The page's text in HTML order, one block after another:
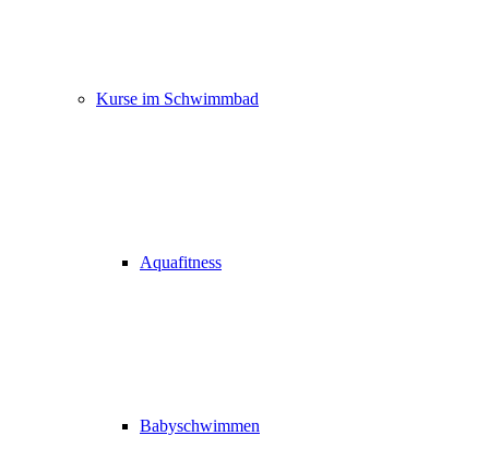
Kurse im Schwimmbad
Aquafitness
Babyschwimmen